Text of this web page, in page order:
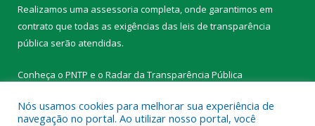
Realizamos uma assessoria completa, onde garantimos em
contrato que todas as exigências das leis de transparência
pública serão atendidas.
Conheça o PNTP e o Radar da Transparência Pública
Nós usamos cookies para melhorar sua experiência de
navegação no portal. Ao utilizar nosso portal, você